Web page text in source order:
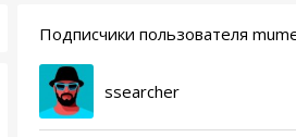
Подписчики пользователя
ssearcher